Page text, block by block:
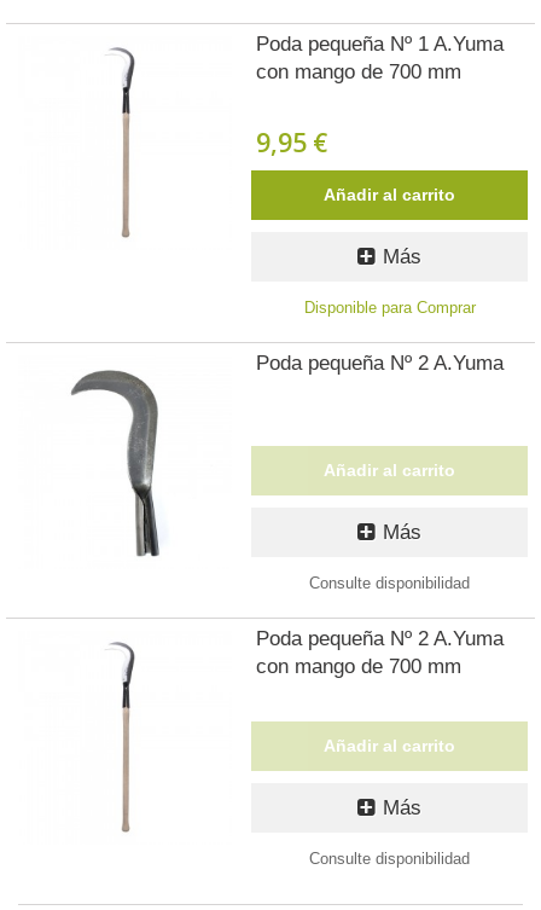
Poda pequeña Nº 1 A.Yuma
con mango de 700 mm
9,95 €
Añadir al carrito
Más
Disponible para Comprar
Poda pequeña Nº 2 A.Yuma
Añadir al carrito
Más
Consulte disponibilidad
Poda pequeña Nº 2 A.Yuma
con mango de 700 mm
Añadir al carrito
Más
Consulte disponibilidad